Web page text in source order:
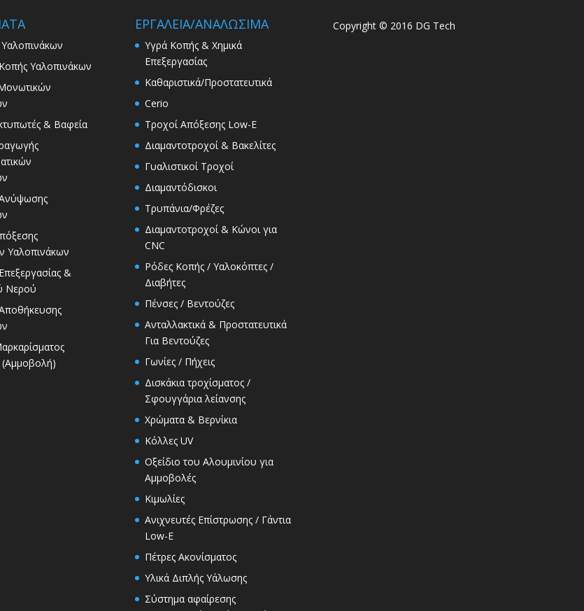
Υαλοπινάκων
& Βαφεία
Υαλοπινάκων
&
Νερού
ΕΡΓΑΛΕΙΑ/ΑΝΑΛΩΣΙΜΑ
Υγρά Κοπής & Χημικά
Επεξεργασίας
Καθαριστικά/Προστατευτικά
Cerio
Τροχοί Απόξεσης Low-E
Διαμαντοτροχοί & Βακελίτες
Γυαλιστικοί Τροχοί
Διαμαντόδισκοι
Τρυπάνια/Φρέζες
Διαμαντοτροχοί & Κώνοι για
CNC
Ρόδες Κοπής / Υαλοκόπτες /
Διαβήτες
Πένσες / Βεντούζες
Ανταλλακτικά & Προστατευτικά
Για Βεντούζες
Γωνίες / Πήχεις
Δισκάκια τροχίσματος /
Σφουγγάρια λείανσης
Χρώματα & Βερνίκια
Κόλλες UV
Οξείδιο του Αλουμινίου για
Αμμοβολές
Κιμωλίες
Ανιχνευτές Επίστρωσης / Γάντια
Low-E
Πέτρες Ακονίσματος
Υλικά Διπλής Υάλωσης
Σύστημα αφαίρεσης
Copyright © 2016 DG Tech